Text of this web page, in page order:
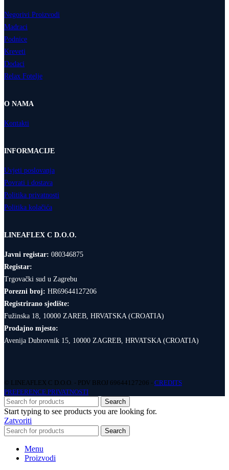
Negorivi Proizvodi
Madraci
Podnice
Kreveti
Dodaci
Relax Fotelje
O NAMA
Kontakti
INFORMACIJE
Uvjeti poslovanja
Povrati i dostava
Politika privatnosti
Politika kolačića
LINEAFLEX C D.O.O.
Javni registar: 080346875
Registar:
Trgovački sud u Zagrebu
Porezni broj: HR69644127206
Registrirano sjedište:
Fužinska 18, 10000 ZAREB, HRVATSKA (CROATIA)
Prodajno mjesto:
Avenija Dubrovnik 15, 10000 ZAGREB, HRVATSKA (CROATIA)
© LINEAFLEX C D.O.O. - PDV BROJ 69644127206 - CREDITS
PREFERENCE PRIVATNOSTI
Search
Start typing to see products you are looking for.
Zatvoriti
Search
Menu
Proizvodi